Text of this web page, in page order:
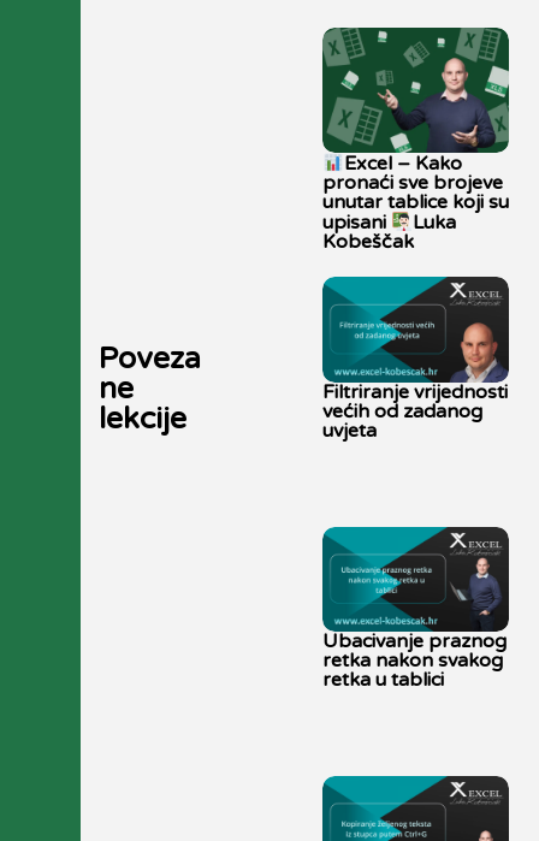
Poveza
ne
lekcije
Excel – Kako
pronaći sve brojeve
unutar tablice koji su
upisani
Luka
Kobeščak
Filtriranje vrijednosti
većih od zadanog
uvjeta
Ubacivanje praznog
retka nakon svakog
retka u tablici